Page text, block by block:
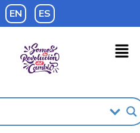
EN ES